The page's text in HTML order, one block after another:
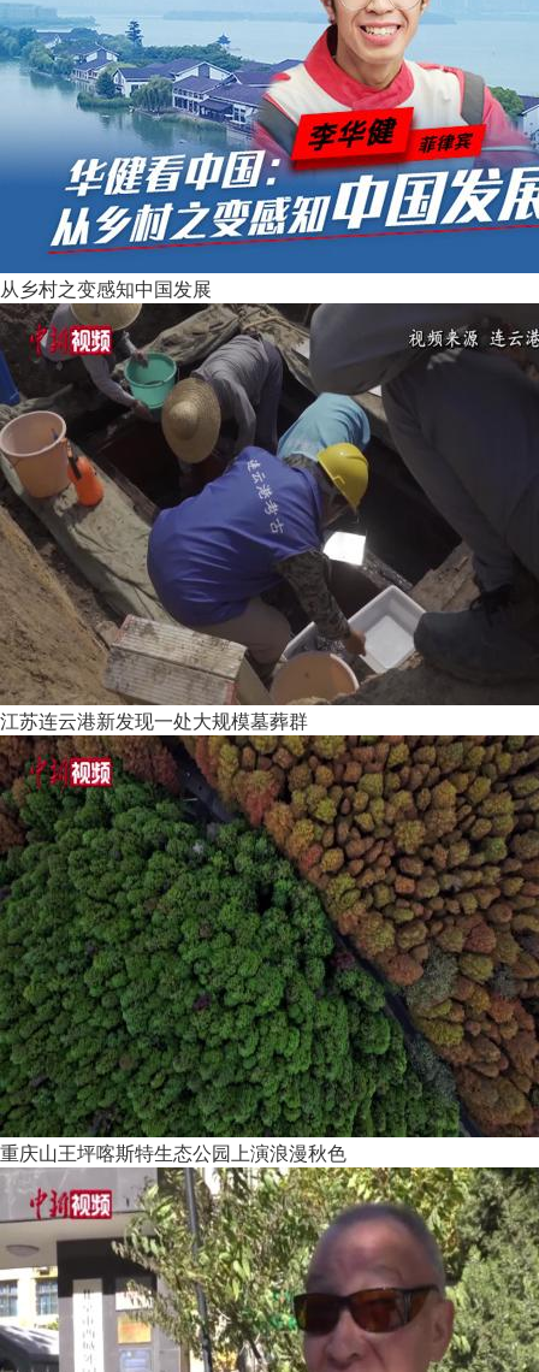
从乡村之变感知中国发展
江苏连云港新发现一处大规模墓葬群
重庆山王坪喀斯特生态公园上演浪漫秋色